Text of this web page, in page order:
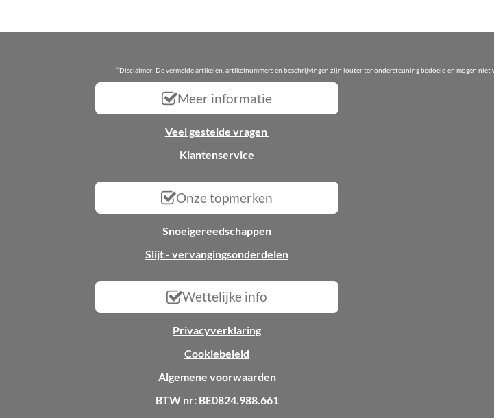
“Disclaimer: De vermelde artikelen, artikelnummers en beschrijvingen zijn louter ter ondersteuning bedoeld en mogen
Meer informatie
Veel gestelde vragen
Klantenservice
Onze topmerken
Snoeigereedschappen
Slijt - vervangingsonderdelen
Wettelijke info
Privacyverklaring
Cookiebeleid
Algemene voorwaarden
BTW nr: BE0824.988.661